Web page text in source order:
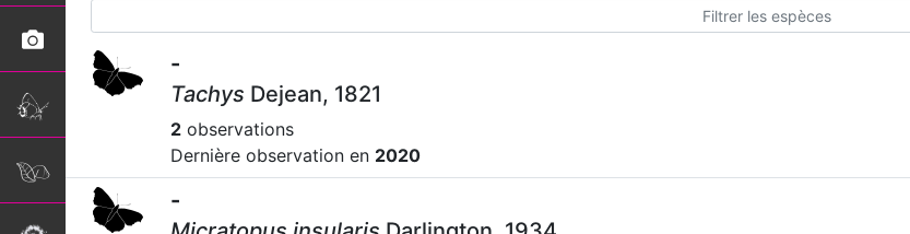
-
Tachys Dejean, 1821
2 observations
Dernière observation en 2020
-